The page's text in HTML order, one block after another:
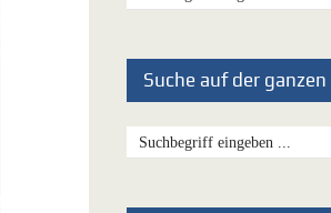
Suche auf der